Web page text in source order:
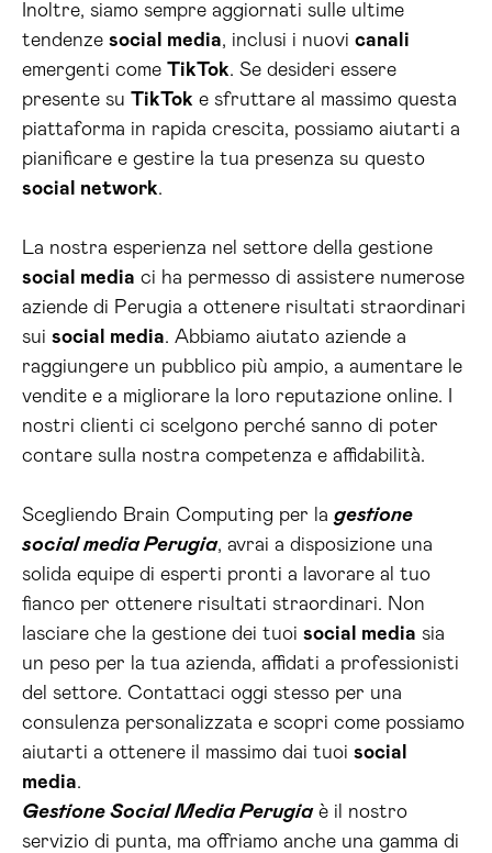
Inoltre, siamo sempre aggiornati sulle ultime
tendenze social media, inclusi i nuovi canali
emergenti come TikTok. Se desideri essere
presente su TikTok e sfruttare al massimo questa
piattaforma in rapida crescita, possiamo aiutarti a
pianificare e gestire la tua presenza su questo
social network.
La nostra esperienza nel settore della gestione
social media ci ha permesso di assistere numerose
aziende di Perugia a ottenere risultati straordinari
sui social media. Abbiamo aiutato aziende a
raggiungere un pubblico più ampio, a aumentare le
vendite e a migliorare la loro reputazione online. I
nostri clienti ci scelgono perché sanno di poter
contare sulla nostra competenza e affidabilità.
Scegliendo Brain Computing per la gestione
social media Perugia, avrai a disposizione una
solida equipe di esperti pronti a lavorare al tuo
fianco per ottenere risultati straordinari. Non
lasciare che la gestione dei tuoi social media sia
un peso per la tua azienda, affidati a professionisti
del settore. Contattaci oggi stesso per una
consulenza personalizzata e scopri come possiamo
aiutarti a ottenere il massimo dai tuoi social
media.
Gestione Social Media Perugiaè il nostro
servizio di punta, ma offriamo anche una gamma di